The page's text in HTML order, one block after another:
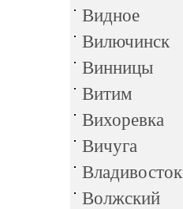
Видное
Вилючинск
Винницы
Витим
Вихоревка
Вичуга
Владивосток
Волжский